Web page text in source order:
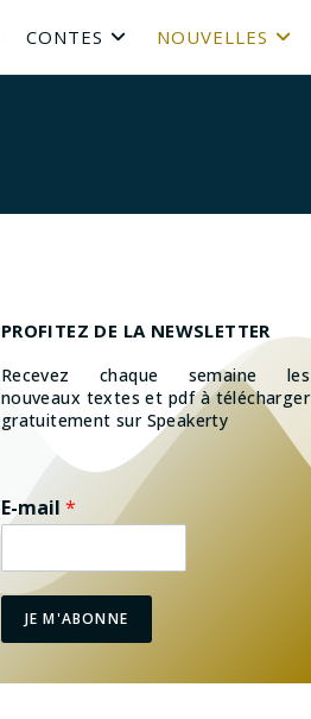
CONTES NOUVELLES
PROFITEZ DE LA NEWSLETTER
Recevez chaque semaine les
nouveaux textes et pdf à télécharger
gratuitement sur Speakerty
E-mail *
JE M'ABONNE